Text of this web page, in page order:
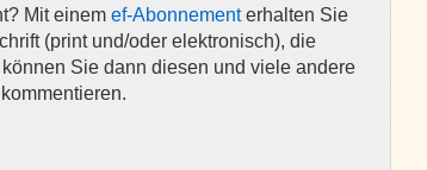
Mit einem ef-Abonnementerhalten Sie
(print und/oder elektronisch), die
Sie dann diesen und viele andere